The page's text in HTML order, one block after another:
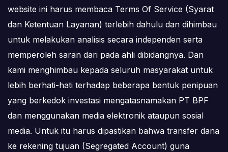
website ini harus membaca Terms Of Service (Syarat
dan Ketentuan Layanan) terlebih dahulu dan dihimbau
untuk melakukan analisis secara independen serta
memperoleh saran dari pada ahli dibidangnya. Dan
kami menghimbau kepada seluruh masyarakat untuk
lebih berhati-hati terhadap beberapa bentuk penipuan
yang berkedok investasi mengatasnamakan PT BPF
dan menggunakan media elektronik ataupun sosial
media. Untuk itu harus dipastikan bahwa transfer dana
ke rekening tujuan (Segregated Account) guna